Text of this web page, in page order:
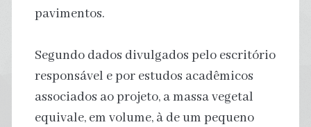
pavimentos.
Segundo dados divulgados pelo escritório
responsável e por estudos acadêmicos
associados ao projeto, a massa vegetal
equivale, em volume, à de um pequeno